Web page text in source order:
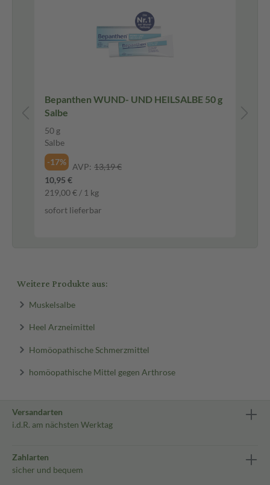
Bepanthen WUND- UND HEILSALBE 50 g
Salbe
50 g
Salbe
-17%
AVP: 13,19 €
10,95 €
219,00 € / 1 kg
sofort lieferbar
Weitere Produkte aus:
Muskelsalbe
Heel Arzneimittel
Homöopathische Schmerzmittel
homöopathische Mittel gegen Arthrose
Versandarten
i.d.R. am nächsten Werktag
Zahlarten
sicher und bequem